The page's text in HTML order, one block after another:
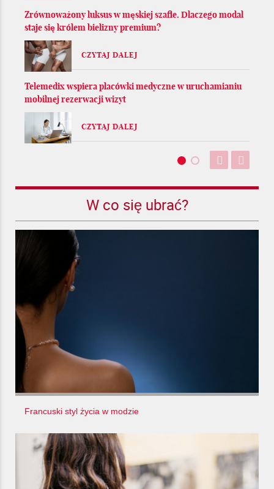
Zrównoważony luksus w męskiej szafie. Dlaczego modal
staje się królem bielizny premium?
CZYTAJ DALEJ
Telemedix wspiera placówki medyczne w uruchamianiu
mobilnej rezerwacji wizyt
CZYTAJ DALEJ
W co się ubrać?
Francuski styl życia w modzie